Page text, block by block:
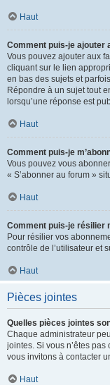
Haut
Comment puis-je ajouter
Vous pouvez ajouter aux
cliquant sur le lien
en bas des sujets et
Répondre à un sujet tout
lorsqu’une réponse est
Haut
Comment puis-je
Vous pouvez vous
« S’abonner au forum »
Haut
Comment puis-je résilier
Pour résilier vos
contrôle de l’utilisateur et
Haut
Pièces jointes
Quelles pièces jointes
Chaque administrateur
jointes. Si vous n’êtes
vous invitons à contacter
Haut